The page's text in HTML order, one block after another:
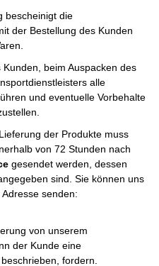
bescheinigt die
der Bestellung des Kunden
beim Auspacken des
alle
und eventuelle Vorbehalte
der Produkte muss
von 72 Stunden nach
gesendet werden, dessen
sind. Sie können uns
senden:
von unserem
der Kunde eine
fordern.